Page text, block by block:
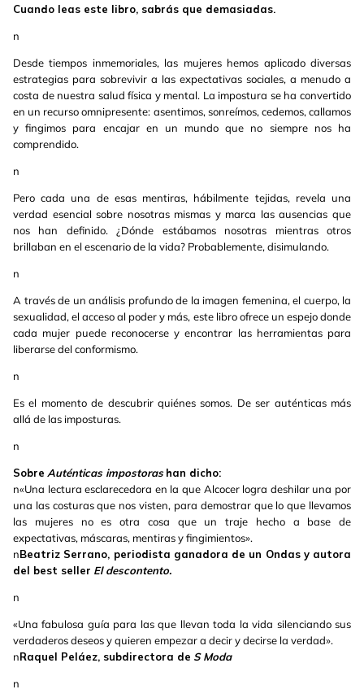
Cuando leas este libro, sabrás que demasiadas.
n
Desde tiempos inmemoriales, las mujeres hemos aplicado diversas
estrategias para sobrevivir a las expectativas sociales, a menudo a
costa de nuestra salud física y mental. La impostura se ha convertido
en un recurso omnipresente: asentimos, sonreímos, cedemos, callamos
y fingimos para encajar en un mundo que no siempre nos ha
comprendido.
n
Pero cada una de esas mentiras, hábilmente tejidas, revela una
verdad esencial sobre nosotras mismas y marca las ausencias que
nos han definido. ¿Dónde estábamos nosotras mientras otros
brillaban en el escenario de la vida? Probablemente, disimulando.
n
A través de un análisis profundo de la imagen femenina, el cuerpo, la
sexualidad, el acceso al poder y más, este libro ofrece un espejo donde
cada mujer puede reconocerse y encontrar las herramientas para
liberarse del conformismo.
n
Es el momento de descubrir quiénes somos. De ser auténticas más
allá de las imposturas.
n
Sobre Auténticas impostoras han dicho:
n«Una lectura esclarecedora en la que Alcocer logra deshilar una por
una las costuras que nos visten, para demostrar que lo que llevamos
las mujeres no es otra cosa que un traje hecho a base de
expectativas, máscaras, mentiras y fingimientos».
nBeatriz Serrano, periodista ganadora de un Ondas y autora
del best seller El descontento.
n
«Una fabulosa guía para las que llevan toda la vida silenciando sus
verdaderos deseos y quieren empezar a decir y decirse la verdad».
nRaquel Peláez, subdirectora de S Moda
n